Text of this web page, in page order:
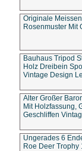
Originale
Rosenmuster Mit
Bauhaus Tripod
Holz Dreibein
Vintage Design
Alter Großer
Mit Holzfassung,
Geschliffen
Ungerades 6
Roe Deer Trophy